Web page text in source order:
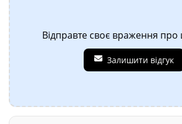
Відправте своє враження про
Залишити відгук